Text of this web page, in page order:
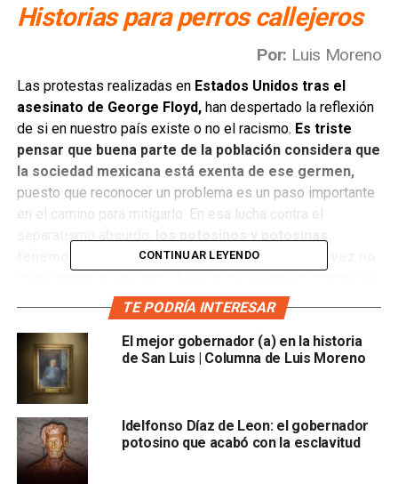
Historias para perros callejeros
Por: Luis Moreno
Las protestas realizadas en Estados Unidos tras el
asesinato de George Floyd,han despertado la reflexión
de si en nuestro país existe o no el racismo. Es triste
pensar que buena parte de la población considera que
la sociedad mexicana está exenta de ese germen,
puesto que reconocer un problema es un paso importante
en el camino para mitigarlo. En esa lucha contra el
tenemos una responsabilidad histórica que tal vez no
primer estado de México que abolió la esclavitud!
Aunque este tema debería de ser uno de los motivos más
importantes para sentirnos felices de haber nacido en San
Luis, existe poca información al respecto.
La primera vez que tuve contacto con esa historia fue al
leer el texto titulado:Una aportación de Don Ildefonso
Díaz de León, primer gobernador constitucional del
CONTINUAR LEYENDO
TE PODRÍA INTERESAR
El mejor gobernador (a) en la historia
de San Luis | Columna de Luis Moreno
Idelfonso Díaz de Leon: el gobernador
potosino que acabó con la esclavitud